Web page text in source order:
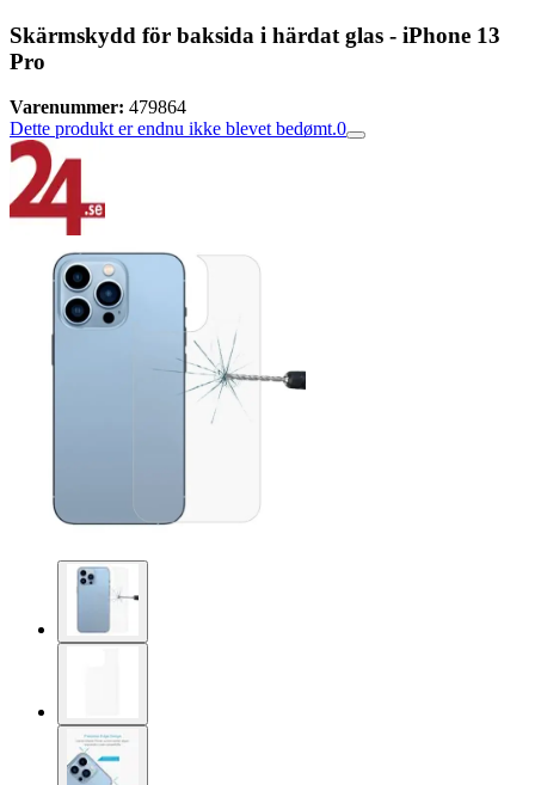
Skärmskydd för baksida i härdat glas - iPhone 13
Pro
Varenummer: 479864
Dette produkt er endnu ikke blevet bedømt.0